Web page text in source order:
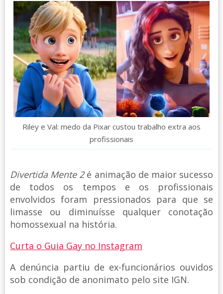
Riley e Val: medo da Pixar custou trabalho extra aos
profissionais
Divertida Mente 2é animação de maior sucesso
de todos os tempos e os profissionais
envolvidos foram pressionados para que se
limasse ou diminuísse qualquer conotação
homossexual na história.
Curta o Guia Gay no Instagram
A denúncia partiu de ex-funcionários ouvidos
sob condição de anonimato pelo site IGN.